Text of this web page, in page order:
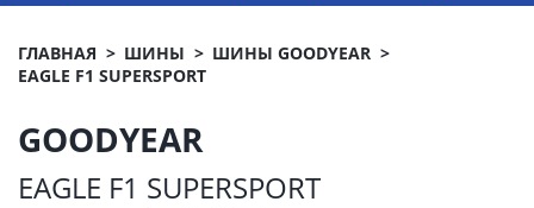
ГЛАВНАЯ ШИНЫ
ШИНЫ GOODYEAR
EAGLE F1 SUPERSPORT
GOODYEAR
EAGLE F1 SUPERSPORT